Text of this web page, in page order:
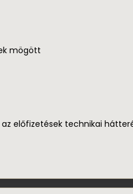
mögött
előfizetések technikai